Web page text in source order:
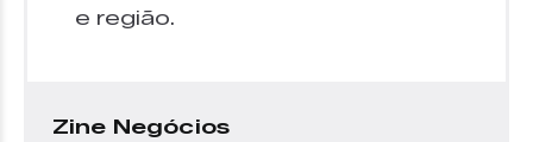
e região.
Zine Negócios